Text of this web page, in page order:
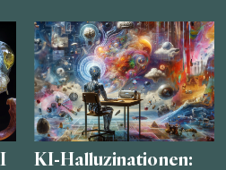
KI-Halluzinationen: